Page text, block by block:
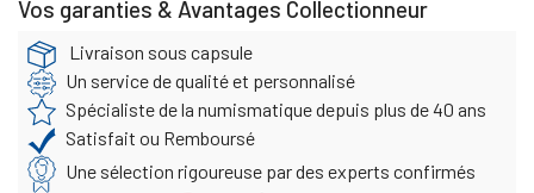
Vos garanties & Avantages Collectionneur
Livraison sous capsule
Un service de qualité et personnalisé
Spécialiste de la numismatique depuis plus de 40 ans
Satisfait ou Remboursé
Une sélection rigoureuse par des experts confirmés